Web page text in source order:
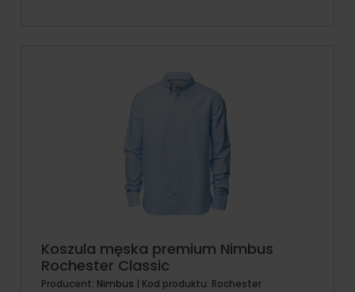
Koszula męska premium Nimbus
Rochester Classic
Producent: Nimbus | Kod produktu: Rochester